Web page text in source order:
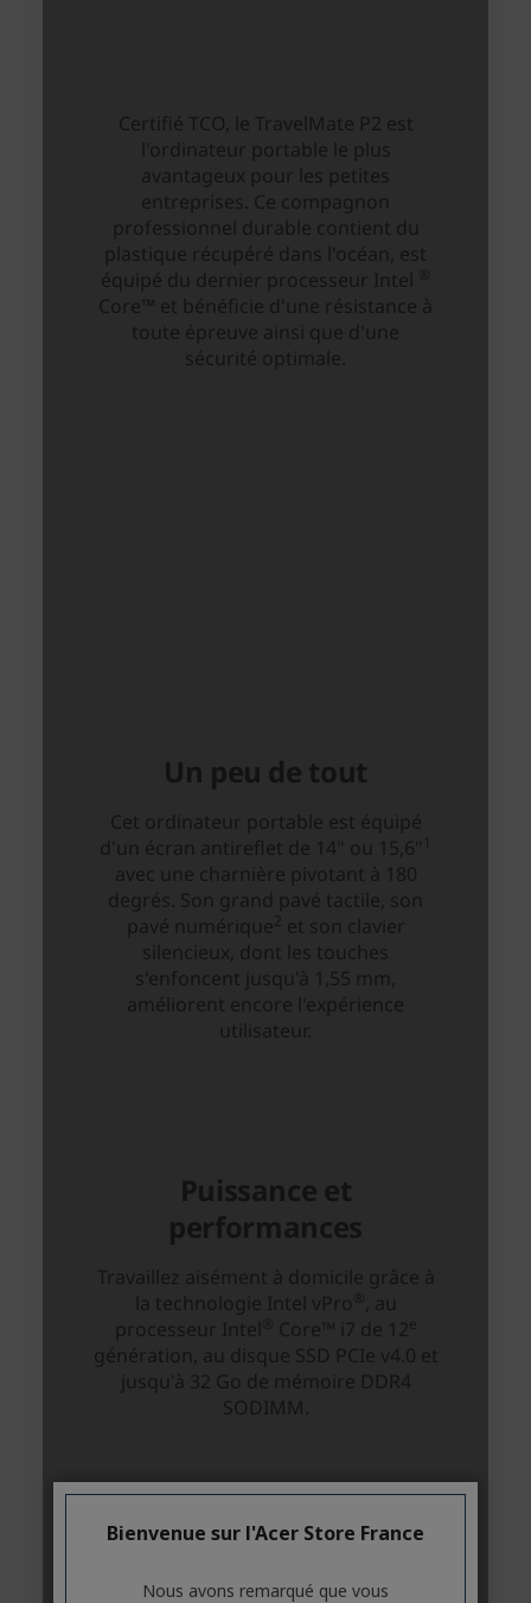
Bienvenue sur l'Acer Store France
Nous avons remarqué que vous